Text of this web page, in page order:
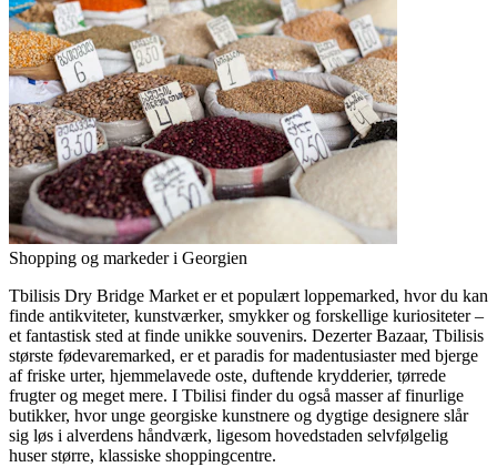
Shopping og markeder i Georgien
Tbilisis Dry Bridge Market er et populært loppemarked, hvor du kan
finde antikviteter, kunstværker, smykker og forskellige kuriositeter –
et fantastisk sted at finde unikke souvenirs. Dezerter Bazaar, Tbilisis
største fødevaremarked, er et paradis for madentusiaster med bjerge
af friske urter, hjemmelavede oste, duftende krydderier, tørrede
frugter og meget mere. I Tbilisi finder du også masser af finurlige
butikker, hvor unge georgiske kunstnere og dygtige designere slår
sig løs i alverdens håndværk, ligesom hovedstaden selvfølgelig
huser større, klassiske shoppingcentre.